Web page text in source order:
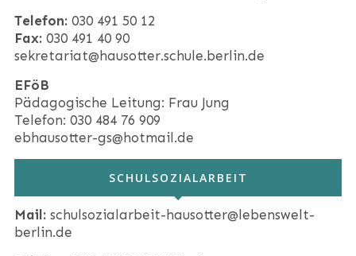
Telefon: 030 491 50 12
Fax: 030 491 40 90
sekretariat@hausotter.schule.berlin.de
EFöB
Pädagogische Leitung: Frau Jung
Telefon: 030 484 76 909
ebhausotter-gs@hotmail.de
SCHULSOZIALARBEIT
Mail: schulsozialarbeit-hausotter@lebenswelt-
berlin.de